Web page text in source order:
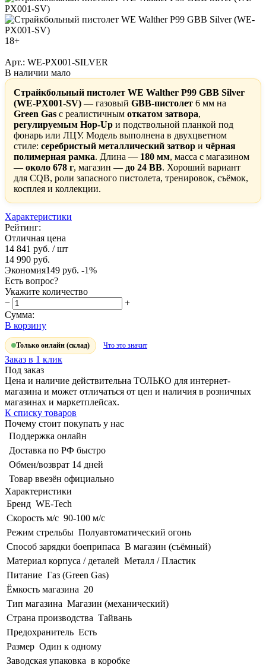
18+
Арт.: WE-PX001-SILVER
В наличии мало
Страйкбольный пистолет WE Walther P99 GBB Silver
(WE-PX001-SV) — газовый GBB-пистолет 6 мм на
Green Gas с реалистичным откатом затвора,
регулируемым Hop-Up и подствольной планкой под
фонарь или ЛЦУ. Модель выполнена в двухцветном
стиле: серебристый металлический затвор и чёрная
полимерная рамка. Длина — 180 мм, масса с магазином
— около 678 г, магазин — до 24 BB. Хороший вариант
для CQB, роли запасного пистолета, тренировок, съёмок,
косплея и коллекции.
Характеристики
Рейтинг:
Отличная цена
14 841 руб. / шт
14 990 руб.
Экономия149 руб. -1%
Есть вопрос?
Укажите количество
−
+
Сумма:
В корзину
Только онлайн (склад) Что это значит
Заказ в 1 клик
Под заказ
Цена и наличие действительна ТОЛЬКО для интернет-
магазина и может отличаться от цен и наличия в розничных
магазинах и маркетплейсах.
К списку товаров
Почему стоит покупать у нас
Поддержка онлайн
Доставка по РФ быстро
Обмен/возврат 14 дней
Товар ввезён официально
Характеристики
Бренд WE-Tech
Скорость м/с 90-100 м/с
Режим стрельбы Полуавтоматический огонь
Способ зарядки боеприпаса В магазин (съёмный)
Материал корпуса / деталей Металл / Пластик
Питание Газ (Green Gas)
Ёмкость магазина 20
Тип магазина Магазин (механический)
Страна производства Тайвань
Предохранитель Есть
Размер Один к одному
Заводская упаковка в коробке